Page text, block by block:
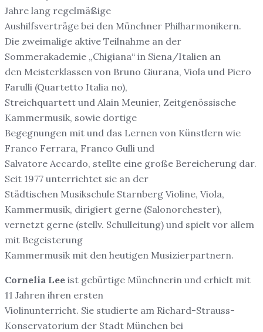
Jahre lang regelmäßige
Aushilfsverträge bei den Münchner Philharmonikern.
Die zweimalige aktive Teilnahme an der
Sommerakademie „Chigiana“ in Siena/Italien an
den Meisterklassen von Bruno Giurana, Viola und Piero
Farulli (Quartetto Italia no),
Streichquartett und Alain Meunier, Zeitgenössische
Kammermusik, sowie dortige
Begegnungen mit und das Lernen von Künstlern wie
Franco Ferrara, Franco Gulli und
Salvatore Accardo, stellte eine große Bereicherung dar.
Seit 1977 unterrichtet sie an der
Städtischen Musikschule Starnberg Violine, Viola,
Kammermusik, dirigiert gerne (Salonorchester),
vernetzt gerne (stellv. Schulleitung) und spielt vor allem
mit Begeisterung
Kammermusik mit den heutigen Musizierpartnern.
Cornelia Lee ist gebürtige Münchnerin und erhielt mit
11 Jahren ihren ersten
Violinunterricht. Sie studierte am Richard-Strauss-
Konservatorium der Stadt München bei